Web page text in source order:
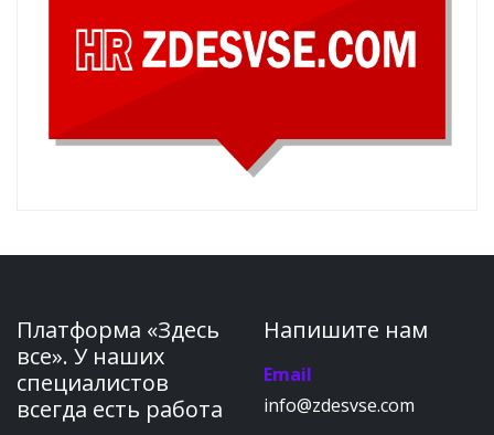
Платформа «Здесь
все». У наших
специалистов
всегда есть работа
Напишите нам
Email
info@zdesvse.com